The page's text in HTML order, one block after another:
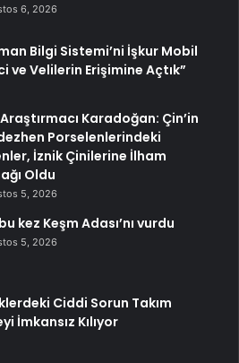
6, 2026
Bilgi Sistemi’ni İşkur Mobil
ve Velilerin Erişimine Açtık”
Karadoğan: Çin’in
Porselenlerindeki
İznik Çinilerine İlham
Oldu
5, 2026
kez Keşm Adası’nı vurdu
5, 2026
Ciddi Sorun Takım
İmkansız Kılıyor